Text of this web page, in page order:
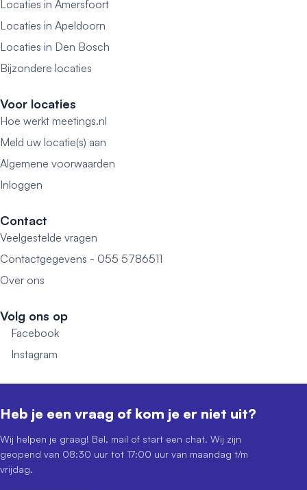
Locaties in Amersfoort
Locaties in Apeldoorn
Locaties in Den Bosch
Bijzondere locaties
Voor locaties
Hoe werkt meetings.nl
Meld uw locatie(s) aan
Algemene voorwaarden
Inloggen
Contact
Veelgestelde vragen
Contactgegevens - 055 5786511
Over ons
Volg ons op
Facebook
Instagram
Heb je een vraag of kom je er niet uit?
Wij helpen je graag! Bel, mail of start een chat. Wij zijn
geopend van 08:30 uur tot 17:00 uur van maandag t/m
vrijdag.